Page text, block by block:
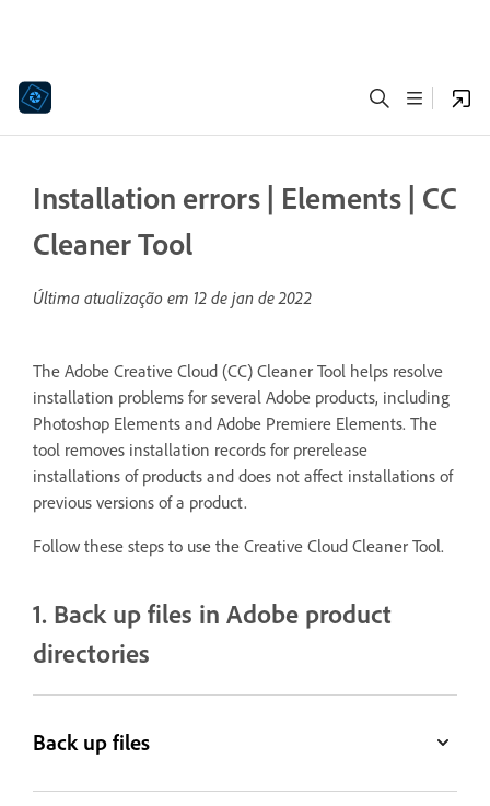
Installation errors | Elements | CC
Cleaner Tool
Última atualização em 12 de jan de 2022
The Adobe Creative Cloud (CC) Cleaner Tool helps resolve
installation problems for several Adobe products, including
Photoshop Elements and Adobe Premiere Elements. The
tool removes installation records for prerelease
installations of products and does not affect installations of
previous versions of a product.
Follow these steps to use the Creative Cloud Cleaner Tool.
1. Back up files in Adobe product
directories
Back up files